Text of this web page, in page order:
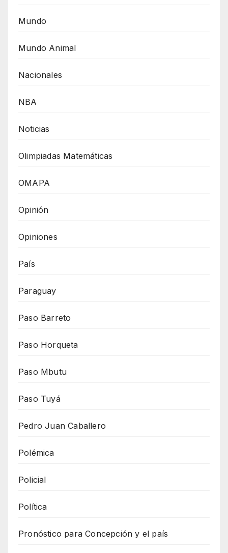
Mundo
Mundo Animal
Nacionales
NBA
Noticias
Olimpiadas Matemáticas
OMAPA
Opinión
Opiniones
País
Paraguay
Paso Barreto
Paso Horqueta
Paso Mbutu
Paso Tuyá
Pedro Juan Caballero
Polémica
Policial
Política
Pronóstico para Concepción y el país